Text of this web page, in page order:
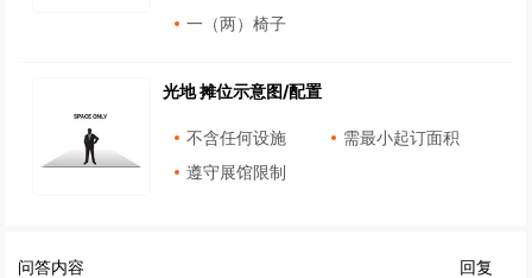
一（两）椅子
光地 摊位示意图/配置
不含任何设施
需最小起订面积
遵守展馆限制
问答内容 回复